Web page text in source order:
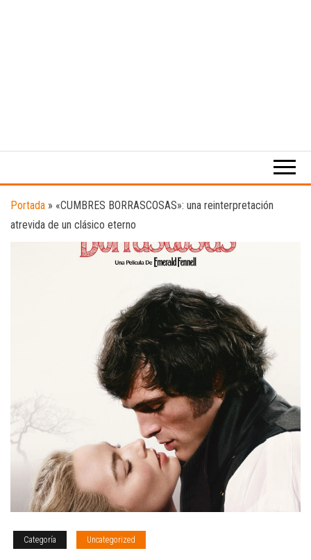
digital
el
música.
Portada » «CUMBRES BORRASCOSAS»: una reinterpretación
atrevida de un clásico eterno
Categoría Uncategorized